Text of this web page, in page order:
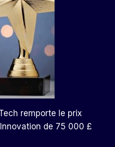
remporte le prix
de 75 000 £